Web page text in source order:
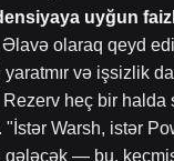
uyğun
Əlavə olaraq qeyd
və işsizlik
heç bir halda
"İstər Warsh, istər
— bu,